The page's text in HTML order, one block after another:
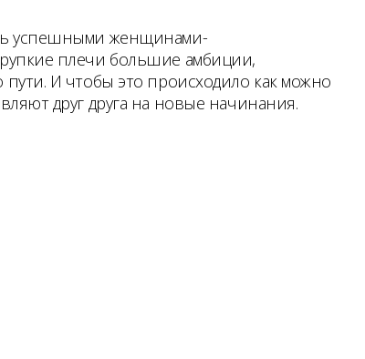
успешными женщинами-
плечи большие амбиции,
И чтобы это происходило как можно
друг друга на новые начинания.